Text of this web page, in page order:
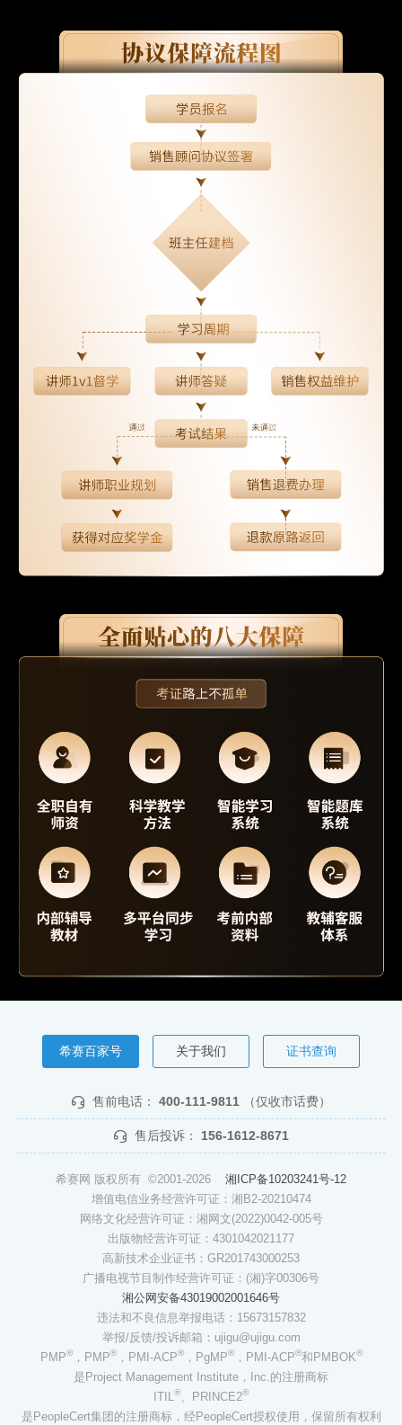
希赛百家号 关于我们 证书查询
售前电话： 400-111-9811 （仅收市话费）
售后投诉： 156-1612-8671
希赛网 版权所有 ©2001-2026 湘ICP备10203241号-12
增值电信业务经营许可证：湘B2-20210474
网络文化经营许可证：湘网文(2022)0042-005号
出版物经营许可证：4301042021177
高新技术企业证书：GR201743000253
广播电视节目制作经营许可证：(湘)字00306号
湘公网安备43019002001646号
违法和不良信息举报电话：15673157832
举报/反馈/投诉邮箱：ujigu@ujigu.com
PMP®，PMP®，PMI-ACP®，PgMP®，PMI-ACP®和PMBOK®
是Project Management Institute，Inc.的注册商标
ITIL
® 、PRINCE2®
是PeopleCert集团的注册商标，经PeopleCert授权使用，保留所有权利